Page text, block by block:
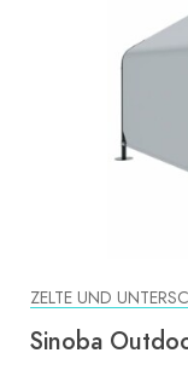
ZELTE UND
Sinoba